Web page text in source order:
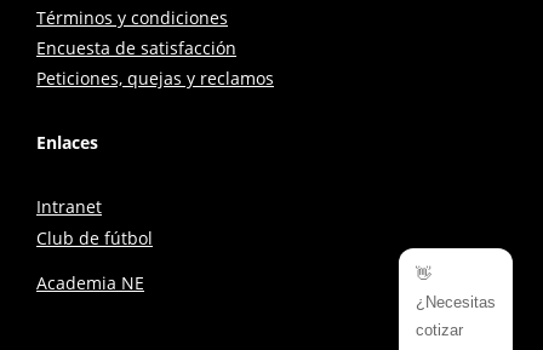
Términos y condiciones
Encuesta de satisfacción
Peticiones, quejas y reclamos
Enlaces
Intranet
Club de fútbol
Academia NE
👋
¿Necesitas
cotizar